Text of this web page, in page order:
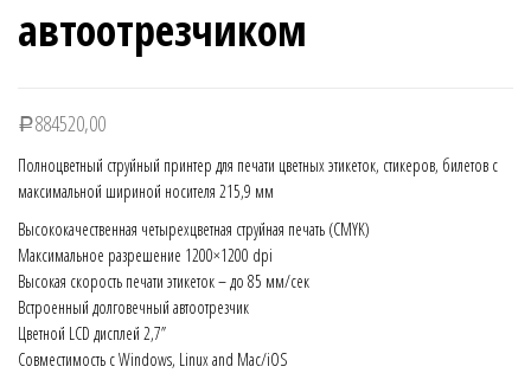
автоотрезчиком
Р884520,00
Полноцветный струйный принтер для печати цветных этикеток, стикеров, билетов с
максимальной шириной носителя 215,9 мм
Высококачественная четырехцветная струйная печать (CMYK)
Максимальное разрешение 1200×1200 dpi
Высокая скорость печати этикеток – до 85 мм/сек
Встроенный долговечный автоотрезчик
Цветной LCD дисплей 2,7”
Совместимость с Windows, Linux and Mac/iOS